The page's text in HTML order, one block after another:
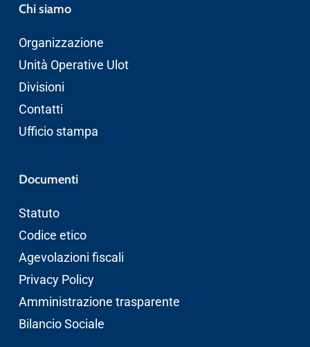
Chi siamo
Organizzazione
Unità Operative Ulot
Divisioni
Contatti
Ufficio stampa
Documenti
Statuto
Codice etico
Agevolazioni fiscali
Privacy Policy
Amministrazione trasparente
Bilancio Sociale